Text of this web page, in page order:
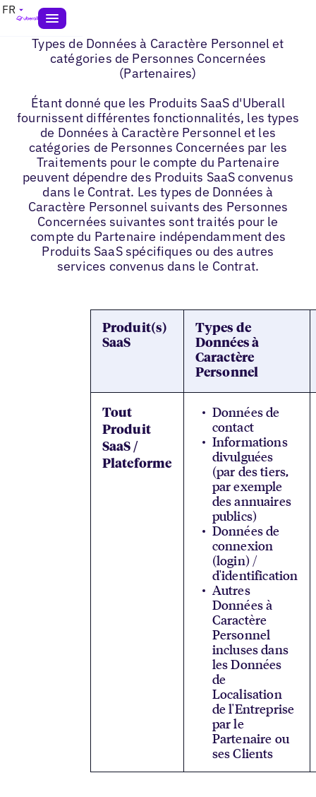
FR
Types de Données à Caractère Personnel et
catégories de Personnes Concernées
(Partenaires)
Étant donné que les Produits SaaS d'Uberall
fournissent différentes fonctionnalités, les types
de Données à Caractère Personnel et les
catégories de Personnes Concernées par les
Traitements pour le compte du Partenaire
peuvent dépendre des Produits SaaS convenus
dans le Contrat. Les types de Données à
Caractère Personnel suivants des Personnes
Concernées suivantes sont traités pour le
compte du Partenaire indépendamment des
Produits SaaS spécifiques ou des autres
services convenus dans le Contrat.
Produit(s)
SaaS
Types de
Données à
Caractère
Personnel
Tout
Produit
SaaS /
Plateforme
Données de
contact
Informations
divulguées
(par des tiers,
par exemple
des annuaires
publics)
Données de
connexion
(login) /
d'identification
Autres
Données à
Caractère
Personnel
incluses dans
les Données
de
Localisation
de l'Entreprise
par le
Partenaire ou
ses Clients